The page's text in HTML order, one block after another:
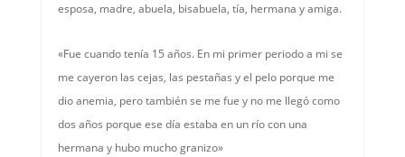
esposa, madre, abuela, bisabuela, tía, hermana y amiga.
«Fue cuando tenía 15 años. En mi primer periodo a mi se
me cayeron las cejas, las pestañas y el pelo porque me
dio anemia, pero también se me fue y no me llegó como
dos años porque ese día estaba en un río con una
hermana y hubo mucho granizo»